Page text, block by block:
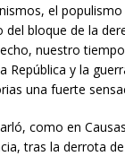
el
bloque de la
nuestro
República y la
una fuerte
como en
tras la derrota